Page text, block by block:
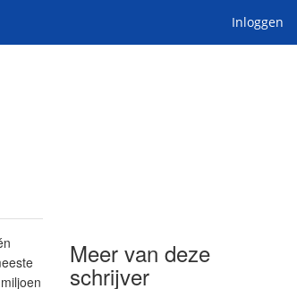
Inloggen
Meer van deze
schrijver